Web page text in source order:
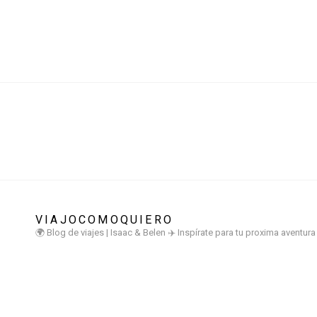
VIAJOCOMOQUIERO
🌍 Blog de viajes | Isaac & Belen ✈️ Inspírate para tu proxima aventura